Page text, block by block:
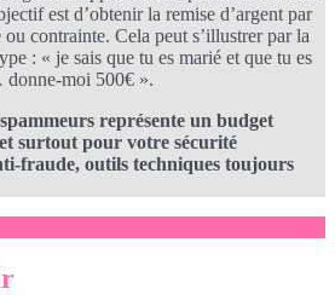
est d’obtenir la remise d’argent par
contrainte. Cela peut s’illustrer par la
: « je sais que tu es marié et que tu es
moi 500€ ».
représente un budget
surtout pour votre sécurité
fraude, outils techniques toujours